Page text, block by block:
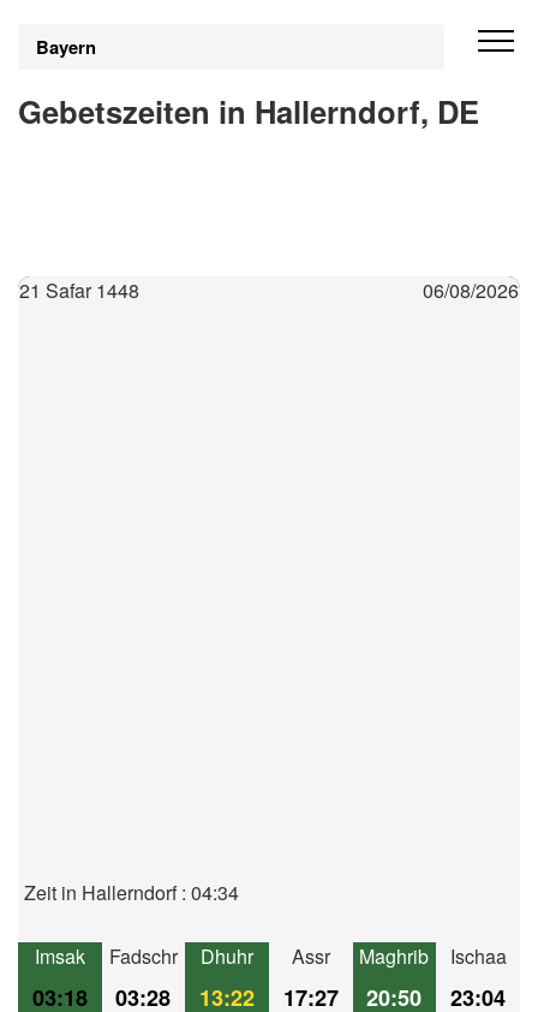
Bayern
Gebetszeiten in Hallerndorf, DE
21 Safar 1448 06/08/2026
Zeit in Hallerndorf : 04:34
Imsak
03:18
Fadschr
03:28
Dhuhr
13:22
Assr
17:27
Maghrib
20:50
Ischaa
23:04